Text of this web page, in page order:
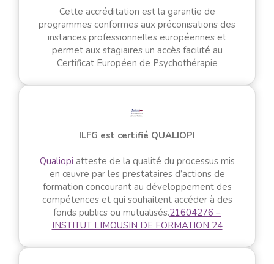
Cette accréditation est la garantie de
programmes conformes aux préconisations des
instances professionnelles européennes et
permet aux stagiaires un accès facilité au
Certificat Européen de Psychothérapie
ILFG est certifié QUALIOPI
Qualiopi atteste de la qualité du processus mis
en œuvre par les prestataires d’actions de
formation concourant au développement des
compétences et qui souhaitent accéder à des
fonds publics ou mutualisés.21604276 –
INSTITUT LIMOUSIN DE FORMATION 24